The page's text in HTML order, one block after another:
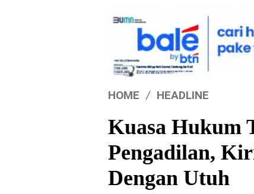
HOME HEADLINE
Kuasa Hukum
Pengadilan,
Dengan Utuh